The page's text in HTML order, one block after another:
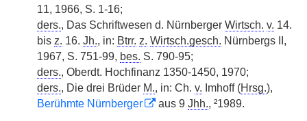
11, 1966, S. 1-16;
ders., Das Schriftwesen d. Nürnberger Wirtsch. v. 14.
bis z. 16. Jh., in: Btrr. z. Wirtsch.gesch. Nürnbergs II,
1967, S. 751-99, bes. S. 790-95;
ders., Oberdt. Hochfinanz 1350-1450, 1970;
ders., Die drei Brüder M., in: Ch. v. Imhoff (Hrsg.),
Berühmte Nürnberger
aus 9 Jhh., ²1989.